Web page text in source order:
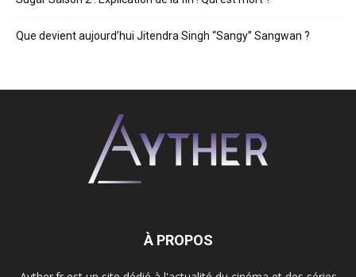
Que devient aujourd’hui Jitendra Singh “Sangy” Sangwan ?
À PROPOS